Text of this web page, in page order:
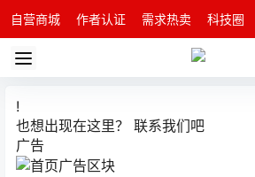
自营商城 作者认证 需求热卖 科技圈
!
也想出现在这里？ 联系我们吧
广告